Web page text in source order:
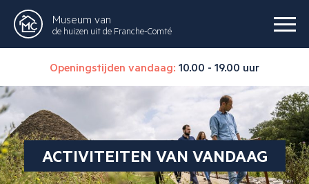
Museum van
de huizen uit de Franche-Comté
Openingstijden vandaag: 10.00 - 19.00 uur
ACTIVITEITEN VAN VANDAAG